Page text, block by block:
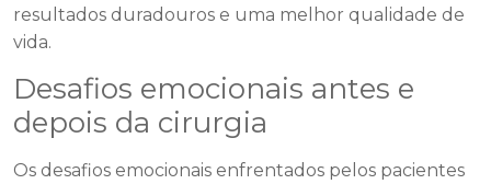
resultados duradouros e uma melhor qualidade de
vida.
Desafios emocionais antes e
depois da cirurgia
Os desafios emocionais enfrentados pelos pacientes